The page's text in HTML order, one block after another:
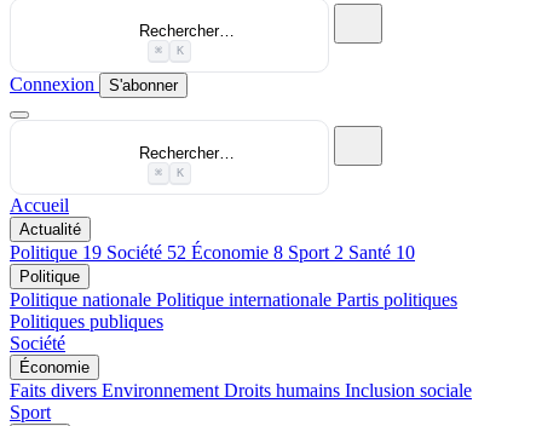
Rechercher…
⌘ K
Connexion S'abonner
Rechercher…
⌘ K
Accueil
Actualité
Politique 19 Société 52 Économie 8 Sport 2 Santé 10
Politique
Politique nationale Politique internationale Partis politiques
Politiques publiques
Société
Économie
Faits divers Environnement Droits humains Inclusion sociale
Sport